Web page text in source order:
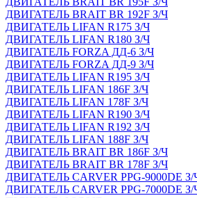
ДВИГАТЕЛЬ BRAIT BR 192F З/Ч
ДВИГАТЕЛЬ LIFAN R175 З/Ч
ДВИГАТЕЛЬ LIFAN R180 З/Ч
ДВИГАТЕЛЬ FORZA ДД-6 З/Ч
ДВИГАТЕЛЬ FORZA ДД-9 З/Ч
ДВИГАТЕЛЬ LIFAN R195 З/Ч
ДВИГАТЕЛЬ LIFAN 186F З/Ч
ДВИГАТЕЛЬ LIFAN 178F З/Ч
ДВИГАТЕЛЬ LIFAN R190 З/Ч
ДВИГАТЕЛЬ LIFAN R192 З/Ч
ДВИГАТЕЛЬ LIFAN 188F З/Ч
ДВИГАТЕЛЬ BRAIT BR 186F З/Ч
ДВИГАТЕЛЬ BRAIT BR 178F З/Ч
ДВИГАТЕЛЬ CARVER PPG-9000DE З/
ДВИГАТЕЛЬ CARVER PPG-7000DE З/